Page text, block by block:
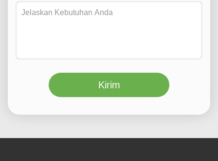
Kirim